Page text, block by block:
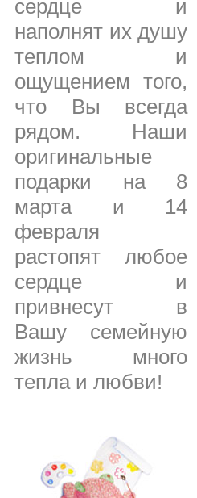
сердце и
наполнят их душу
теплом и
ощущением того,
что Вы всегда
рядом. Наши
оригинальные
подарки на 8
марта и 14
февраля
растопят любое
сердце и
привнесут в
Вашу семейную
жизнь много
тепла и любви!